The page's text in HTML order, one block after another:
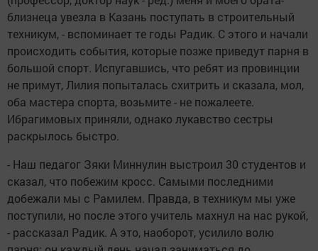
близнеца увезла в Казань поступать в строительный
техникум, - вспоминает те годы Радик. С этого и начали
происходить события, которые позже приведут парня в
большой спорт. Испугавшись, что ребят из провинции
не примут, Лилия попыталась схитрить и сказала, мол,
оба мастера спорта, возьмите - не пожалеете.
Ибрагимовых приняли, однако лукавство сестры
раскрылось быстро.
- Наш педагог Зяки Миннулин выстроил 30 студентов и
сказал, что побежим кросс. Самыми последними
добежали мы с Рамилем. Правда, в техникум мы уже
поступили, но после этого учитель махнул на нас рукой,
- рассказал Радик. А это, наоборот, усилило волю